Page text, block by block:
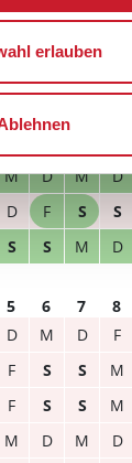
erlauben
7
M D M D
D F S S
S S M D
5 6 7 8
D M D F
F S S M
F S S M
M D M D